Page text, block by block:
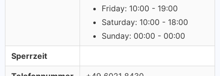
Friday: 10:00 - 19:00
Saturday: 10:00 - 18:00
Sunday: 00:00 - 00:00
Sperrzeit